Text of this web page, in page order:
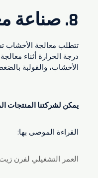
8. صناعة
تتطلب معالجة الأخشاب
درجة الحرارة أثناء
الأخشاب، والقولبة
يمكن لشركتنا المنتجات
القراءة الموصى بها:
العمر التشغيلي لفرن